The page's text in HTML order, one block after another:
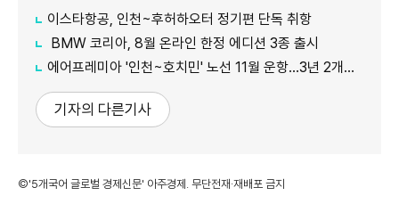
이스타항공, 인천~후허하오터 정기편 단독 취항
BMW 코리아, 8월 온라인 한정 에디션 3종 출시
에어프레미아 '인천~호치민' 노선 11월 운항…3년 2개월 만 재개
기자의 다른기사
©'5개국어 글로벌 경제신문' 아주경제. 무단전재·재배포 금지